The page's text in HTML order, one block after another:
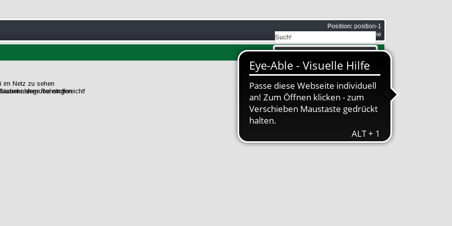
Position: position-1
none outline
Position:suche
Stil:
none outline
im Netz zu sehen
Rohstoffen.
eingereicht!